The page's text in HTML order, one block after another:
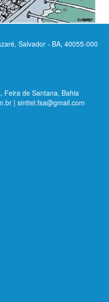
Salvador - BA, 40055-000
Feira de Santana, Bahia
| sinttel.fsa@gmail.com